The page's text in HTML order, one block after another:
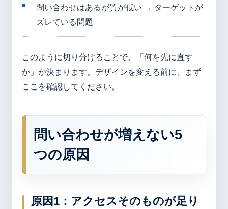
問い合わせはあるが質が低い → ターゲットが
ズレている問題
このように切り分けることで、「何を先に直す
か」が決まります。デザインを変える前に、まず
ここを確認してください。
問い合わせが増えない5
つの原因
原因1：アクセスそのものが足り